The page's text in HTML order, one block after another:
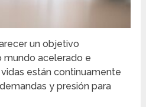
un objetivo
mundo acelerado e
están continuamente
y presión para